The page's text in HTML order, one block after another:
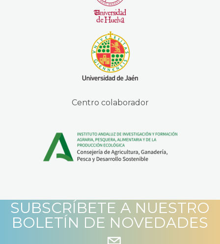
Centro colaborador
SUBSCRÍBETE A NUESTRO
BOLETÍN DE NOVEDADES